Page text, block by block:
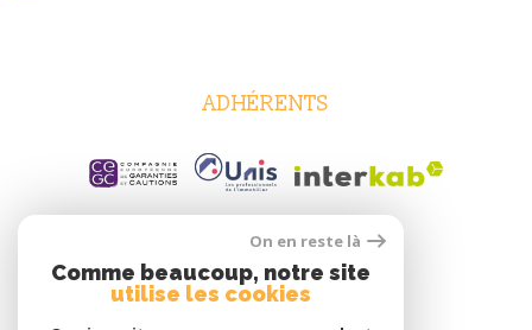
ADHÉRENTS
On en reste là
Comme beaucoup, notre site
utilise les cookies